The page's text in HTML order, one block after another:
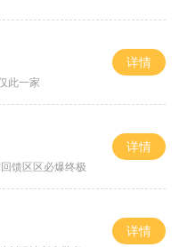
此一家
详情
馈区区必爆终极
详情
详情